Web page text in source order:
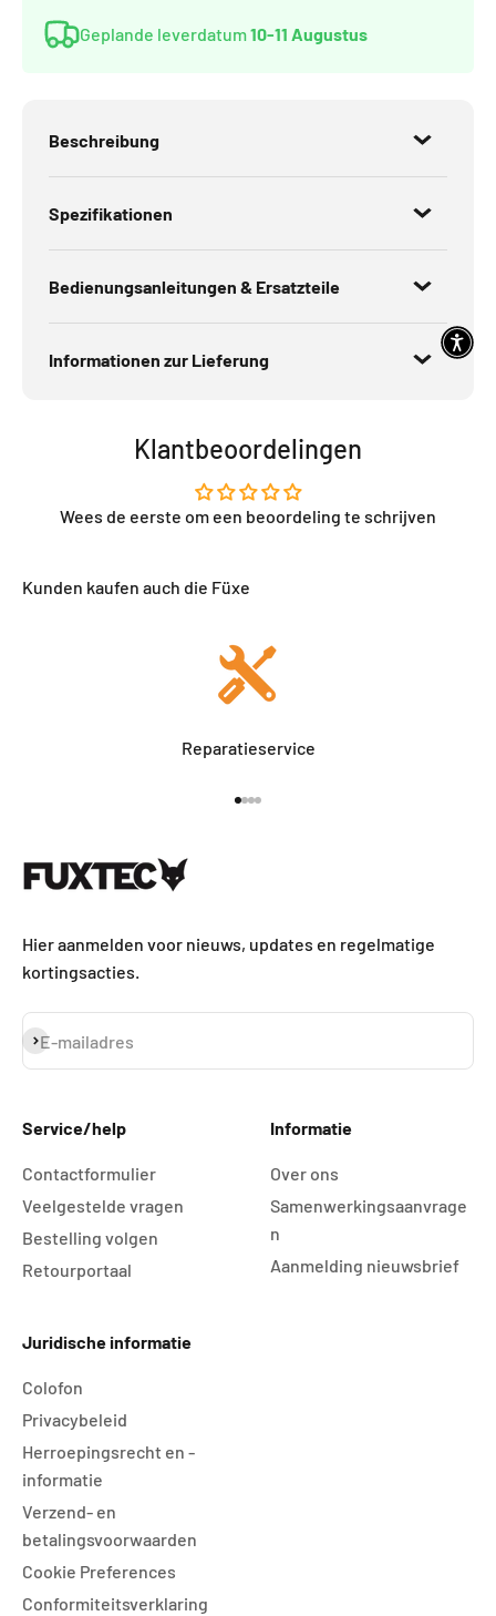
Geplande leverdatum10-11 Augustus
Beschreibung
Spezifikationen
Bedienungsanleitungen & Ersatzteile
Informationen zur Lieferung
Klantbeoordelingen
Wees de eerste om een beoordeling te schrijven
Kunden kaufen auch die Füxe
Reparatieservice
Hier aanmelden voor nieuws, updates en regelmatige
kortingsacties.
E-mailadres
Abonneren
Service/help
Contactformulier
Veelgestelde vragen
Bestelling volgen
Retourportaal
Informatie
Over ons
Samenwerkingsaanvrage
n
Aanmelding nieuwsbrief
Juridische informatie
Colofon
Privacybeleid
Herroepingsrecht en -
informatie
Verzend- en
betalingsvoorwaarden
Cookie Preferences
Conformiteitsverklaring